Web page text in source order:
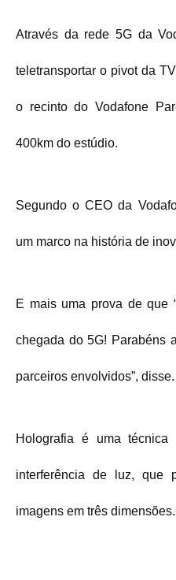
Através da rede 5G da
teletransportar o pivot da
o recinto do Vodafone
400km do estúdio.
Segundo o CEO da
um marco na história de
E mais uma prova de que
chegada do 5G! Parabéns
parceiros envolvidos”, disse.
Holografia é uma
interferência de luz, que
imagens em três dimensões.